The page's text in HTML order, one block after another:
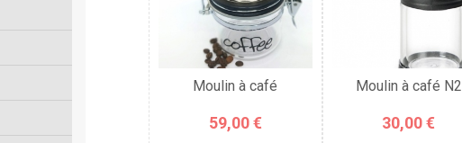
Moulin à café
59,00 €
Moulin à café N2
30,00 €